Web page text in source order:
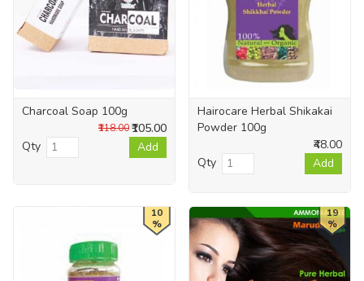
Charcoal Soap 100g
₹105.00
₹118.00
Qty Add
Hairocare Herbal Shikakai
Powder 100g
₹48.00
Qty
Add
10
%
19
%